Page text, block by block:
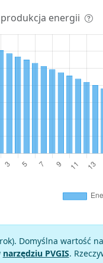
produkcja energii
Domyślna wartość
narzędziu PVGIS.